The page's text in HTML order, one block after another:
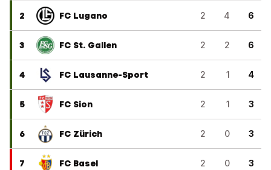
2 FC Lugano 2 4 6
3 FC St. Gallen 2 2 6
4 FC Lausanne-Sport 2 1 4
5 FC Sion 2 1 3
6 FC Zürich 2 0 3
7 FC Basel 2 0 3